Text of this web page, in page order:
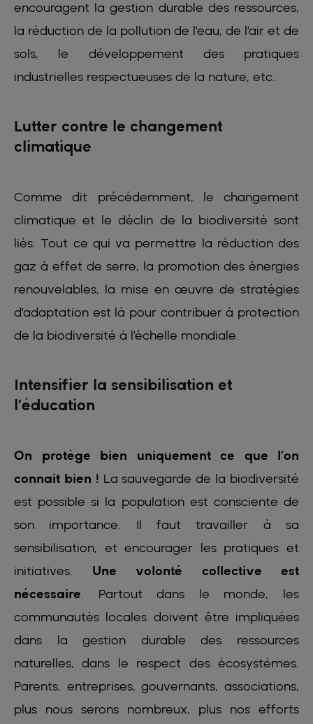
encouragent la gestion durable des ressources,
la réduction de la pollution de l’eau, de l’air et de
sols, le développement des pratiques
industrielles respectueuses de la nature, etc.
Lutter contre le changement
climatique
Comme dit précédemment, le changement
climatique et le déclin de la biodiversité sont
liés. Tout ce qui va permettre la réduction des
gaz à effet de serre, la promotion des énergies
renouvelables, la mise en œuvre de stratégies
d’adaptation est là pour contribuer à protection
de la biodiversité à l’échelle mondiale.
Intensifier la sensibilisation et
l’éducation
On protège bien uniquement ce que l’on
connait bien ! La sauvegarde de la biodiversité
est possible si la population est consciente de
son importance. Il faut travailler à sa
sensibilisation, et encourager les pratiques et
initiatives. Une volonté collective est
nécessaire. Partout dans le monde, les
communautés locales doivent être impliquées
dans la gestion durable des ressources
naturelles, dans le respect des écosystèmes.
Parents, entreprises, gouvernants, associations,
plus nous serons nombreux, plus nos efforts